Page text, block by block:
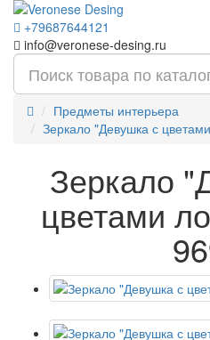
+79687644121
info@veronese-desing.ru
Предметы интерьера
Зеркало "Девушка с
Зеркало
цветами